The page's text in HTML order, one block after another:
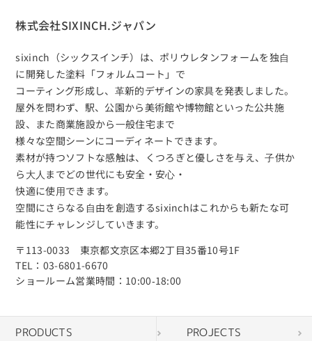
株式会社SIXINCH.ジャパン
sixinch（シックスインチ）は、 ポリウレタンフォームを独⾃
に開発した塗料「フォルムコート」で
コーティング形成し、⾰新的デザインの家具を発表しました。
屋外を問わず、駅、公園から美術館や博物館といった公共施
設、また商業施設から⼀般住宅まで
様々な空間シーンにコーディネートできます。
素材が持つソフトな感触は、くつろぎと優しさを与え、⼦供か
ら⼤⼈までどの世代にも安全・安⼼・
快適に使⽤できます。
空間にさらなる⾃由を創造するsixinchはこれからも新たな可
能性にチャレンジしていきます。
〒113-0033 東京都文京区本郷2丁目35番10号1F
TEL：03-6801-6670
ショールーム営業時間：10:00‐18:00
PRODUCTS PROJECTS